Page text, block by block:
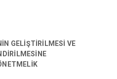
GELİŞTİRİLMESİ VE